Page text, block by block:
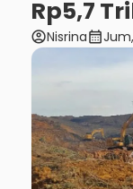
Rp5,7
account_circleNisrinacalendar_month